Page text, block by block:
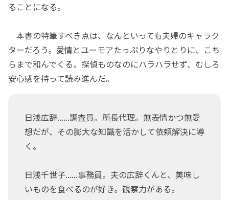
ることになる。
本書の特筆すべき点は、なんといっても夫婦のキャラク
ターだろう。愛情とユーモアたっぷりなやりとりに、こち
らまで和んでくる。探偵ものなのにハラハラせず、むしろ
安心感を持って読み進んだ。
日浅広辞......調査員。所長代理。無表情かつ無愛
想だが、その膨大な知識を活かして依頼解決に導
く。
日浅千世子......事務員。夫の広辞くんと、美味し
いものを食べるのが好き。観察力がある。